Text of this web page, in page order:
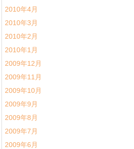
2010年4月
2010年3月
2010年2月
2010年1月
2009年12月
2009年11月
2009年10月
2009年9月
2009年8月
2009年7月
2009年6月